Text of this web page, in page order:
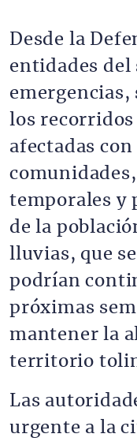
Desde la
entidades del
los
afectadas
temporales y
de la
lluvias, que
podrían
próximas
mantener la
territorio
Las
urgente a la